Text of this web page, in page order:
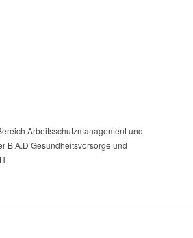
Arbeitsschutzmanagement und
B.A.D Gesundheitsvorsorge und